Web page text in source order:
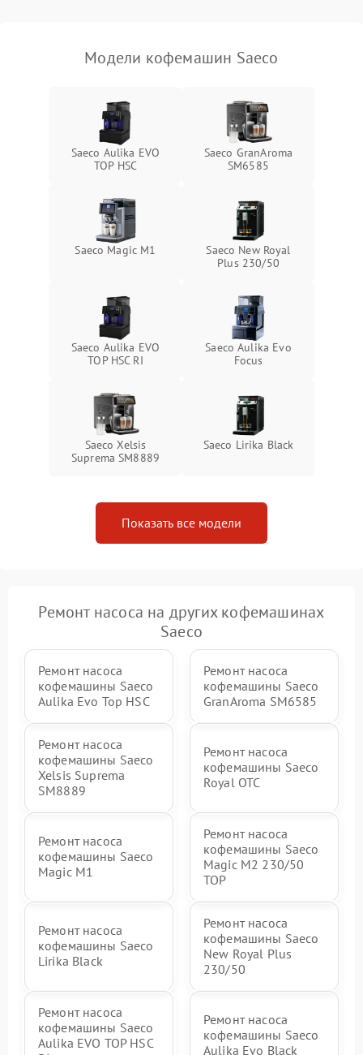
Модели кофемашин Saeco
Saeco Aulika EVO
TOP HSC
Saeco GranAroma
SM6585
Saeco Magic M1
Saeco New Royal
Plus 230/50
Saeco Aulika EVO
TOP HSC RI
Saeco Aulika Evo
Focus
Saeco Xelsis
Suprema SM8889
Saeco Lirika Black
Показать все модели
Ремонт насоса на других кофемашинах
Saeco
Ремонт насоса
кофемашины Saeco
Aulika Evo Top HSC
Ремонт насоса
кофемашины Saeco
GranAroma SM6585
Ремонт насоса
кофемашины Saeco
Xelsis Suprema
SM8889
Ремонт насоса
кофемашины Saeco
Royal OTC
Ремонт насоса
кофемашины Saeco
Magic M1
Ремонт насоса
кофемашины Saeco
Magic M2 230/50
TOP
Ремонт насоса
кофемашины Saeco
Lirika Black
Ремонт насоса
кофемашины Saeco
New Royal Plus
230/50
Ремонт насоса
кофемашины Saeco
Aulika EVO TOP HSC
Ремонт насоса
кофемашины Saeco
Aulika Evo Black